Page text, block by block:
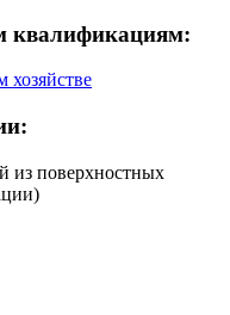
квалификациям:
из поверхностных